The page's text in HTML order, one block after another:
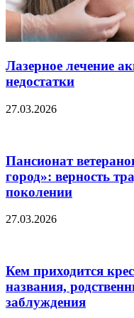
Лазерное лечение
недостатки
27.03.2026
Пансионат
город»: верность
поколении
27.03.2026
Кем приходится
названия,
заблуждения